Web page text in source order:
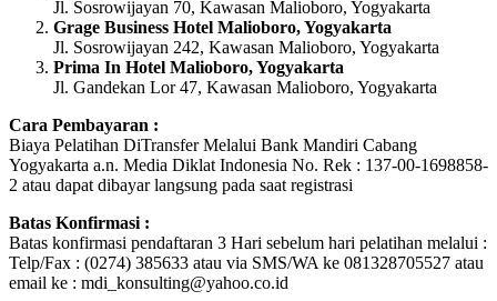
Jl. Sosrowijayan 70, Kawasan Malioboro, Yogyakarta
Grage Business Hotel Malioboro, Yogyakarta
Jl. Sosrowijayan 242, Kawasan Malioboro, Yogyakarta
Prima In Hotel Malioboro, Yogyakarta
Jl. Gandekan Lor 47, Kawasan Malioboro, Yogyakarta
Cara Pembayaran :
Biaya Pelatihan DiTransfer Melalui Bank Mandiri Cabang
Yogyakarta a.n. Media Diklat Indonesia No. Rek : 137-00-1698858-
2 atau dapat dibayar langsung pada saat registrasi
Batas Konfirmasi :
Batas konfirmasi pendaftaran 3 Hari sebelum hari pelatihan melalui :
Telp/Fax : (0274) 385633 atau via SMS/WA ke 081328705527 atau
email ke : mdi_konsulting@yahoo.co.id